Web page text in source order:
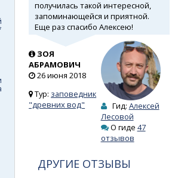
получилась такой интересной,
запоминающейся и приятной.
Еще раз спасибо Алексею!
ЗОЯ
АБРАМОВИЧ
26 июня 2018
Тур: заповедник
"древних вод"
Гид: Алексей
Лесовой
О гиде 47
отзывов
ДРУГИЕ ОТЗЫВЫ